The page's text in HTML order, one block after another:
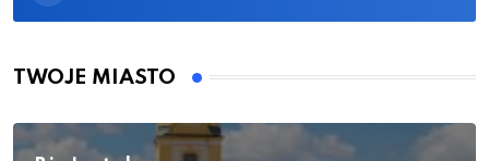
TWOJE MIASTO